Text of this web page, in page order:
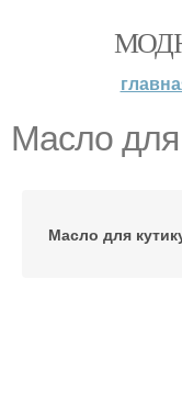
Масло
Масло для